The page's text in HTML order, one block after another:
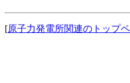
[原子力発電所関連のトップ